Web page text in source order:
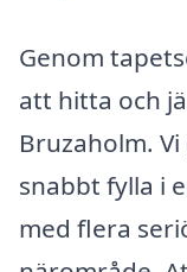
Genom
att hitta och
Bruzaholm.
snabbt fylla i
med flera